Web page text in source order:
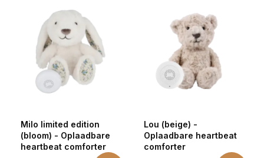
Milo limited edition
(bloom) - Oplaadbare
heartbeat comforter
Lou (beige) -
Oplaadbare heartbeat
comforter